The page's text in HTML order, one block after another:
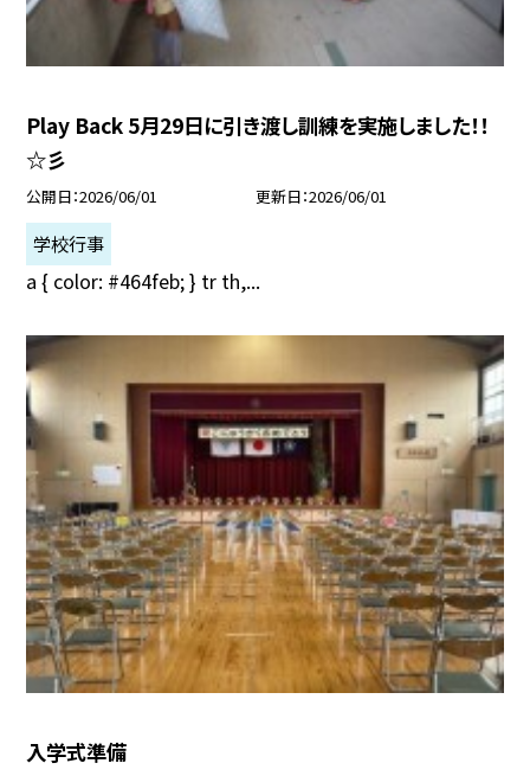
Play Back 5月29日に引き渡し訓練を実施しました！！
☆彡
公開日 2026/06/01 更新日 2026/06/01
学校行事
a { color: #464feb; } tr th,...
入学式準備